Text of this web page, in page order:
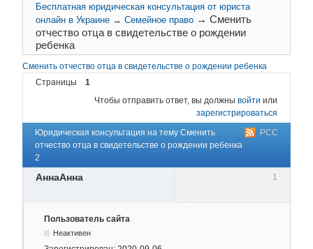
Сменить отчество отца в свидетельстве о рождении ребенка
Страницы
1
Чтобы отправить ответ, вы должны войти или
зарегистрироваться
РСС
Юридическая консультация на тему Сменить
отчество отца в свидетельстве о рождении ребенка
2
1
АннаАнна
Пользователь сайта
Неактивен
Бесплатная юридическая консультация от юриста
онлайн в Украине →Семейное право →Сменить
отчество отца в свидетельстве о рождении
ребенка